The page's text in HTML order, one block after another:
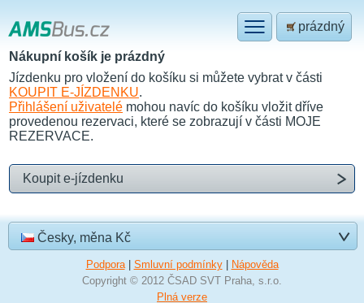
prázdný
Nákupní košík je prázdný
Jízdenku pro vložení do košíku si můžete vybrat v části
KOUPIT E-JÍZDENKU.
Přihlášení uživatelé mohou navíc do košíku vložit dříve
provedenou rezervaci, které se zobrazují v části MOJE
REZERVACE.
Koupit e-jízdenku
Česky, měna Kč
Podpora| Smluvní podmínky|
Nápověda
Copyright © 2012 ČSAD SVT Praha, s.r.o.
Plná verze